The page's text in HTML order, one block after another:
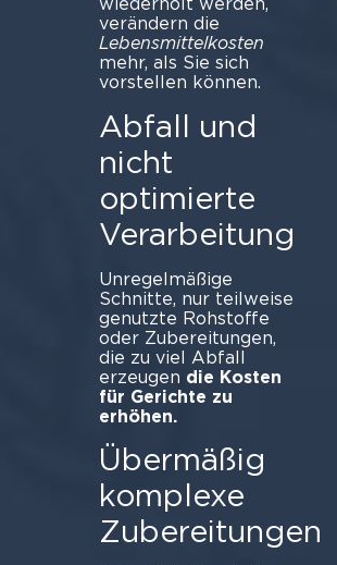
wiederholt werden,
verändern die
Lebensmittelkosten
mehr, als Sie sich
vorstellen können.
Abfall und
nicht
optimierte
Verarbeitung
Unregelmäßige
Schnitte, nur teilweise
genutzte Rohstoffe
oder Zubereitungen,
die zu viel Abfall
erzeugen die Kosten
für Gerichte zu
erhöhen.
Übermäßig
komplexe
Zubereitungen